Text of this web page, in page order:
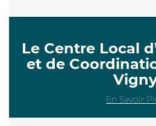
Le Centre Local
et de
En Savoir